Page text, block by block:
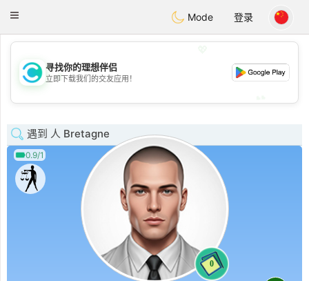
Citas
Toggle
Mode 登录
💖
💕
寻找你的理想伴侣
立即下载我们的交友应用！
遇到 人 Bretagne
0.9/1
0